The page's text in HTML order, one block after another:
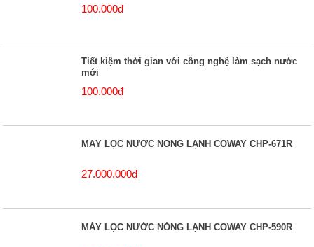
100.000đ
Tiết kiệm thời gian với công nghệ làm sạch nước
mới
100.000đ
MÁY LỌC NƯỚC NÓNG LẠNH COWAY CHP-671R
27.000.000đ
MÁY LỌC NƯỚC NÓNG LẠNH COWAY CHP-590R